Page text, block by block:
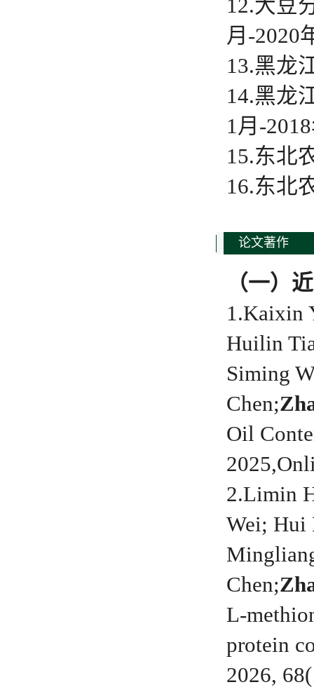
12.大豆
月-2020
13.黑龙
14.黑龙
1月-
15.东北
16.东北
论文著作
（一）
1.Kaixin
Huilin
Siming
Chen;
Oil
2.Limin
Wei; Hui
Chen;
L-
protein
2026,